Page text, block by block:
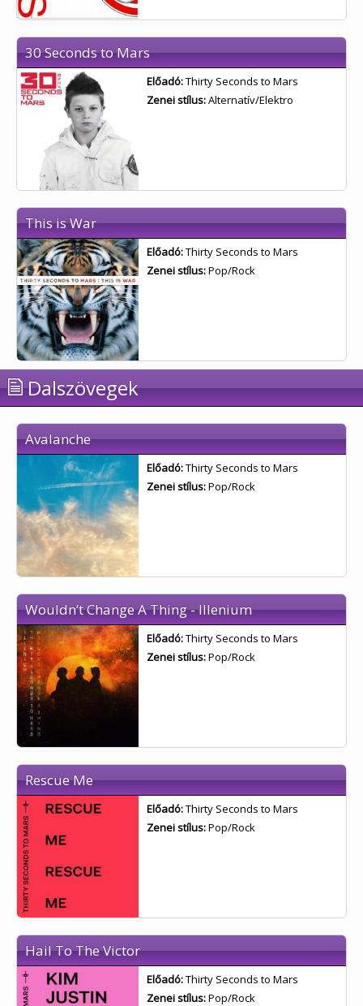
30 Seconds to Mars
Előadó:Thirty Seconds to Mars
Zenei stílus:Alternatív/Elektro
This is War
Előadó:Thirty Seconds to Mars
Zenei stílus:Pop/Rock
Dalszövegek
Avalanche
Előadó:Thirty Seconds to Mars
Zenei stílus:Pop/Rock
Wouldn’t Change A Thing - Illenium
Előadó:Thirty Seconds to Mars
Zenei stílus:Pop/Rock
Rescue Me
Előadó:Thirty Seconds to Mars
Zenei stílus:Pop/Rock
Hail To The Victor
Előadó:Thirty Seconds to Mars
Zenei stílus:Pop/Rock